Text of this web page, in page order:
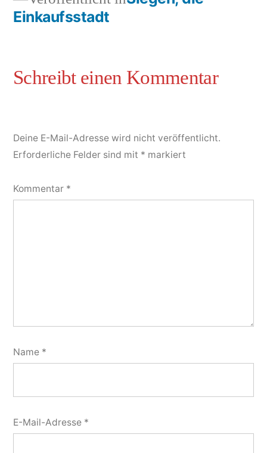
Einkaufsstadt
Deine E-Mail-Adresse wird nicht veröffentlicht.
Erforderliche Felder sind mit * markiert
Kommentar *
Name *
E-Mail-Adresse *